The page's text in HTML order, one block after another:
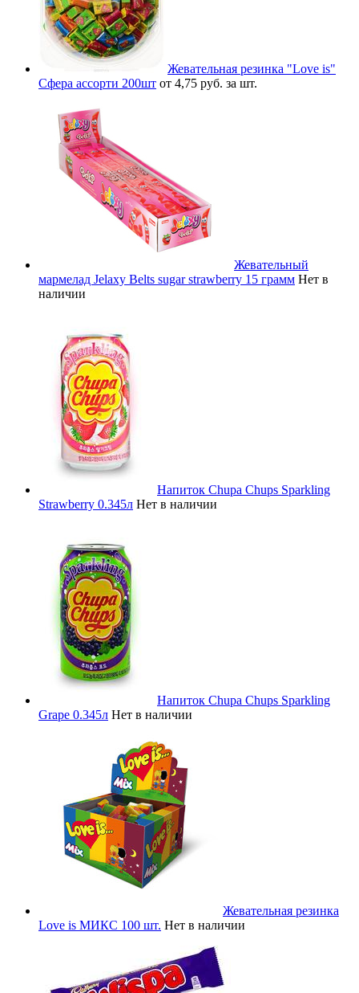
Жевательная резинка "Love is"
Сфера ассорти 200шт от 4,75 руб. за шт.
Жевательный
мармелад Jelaxy Belts sugar strawberry 15 грамм Нет в
наличии
Напиток Chupa Chups Sparkling
Strawberry 0.345л Нет в наличии
Напиток Chupa Chups Sparkling
Grape 0.345л Нет в наличии
Жевательная резинка
Love is МИКС 100 шт. Нет в наличии